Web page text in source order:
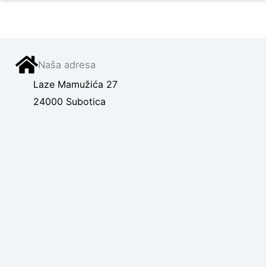
Naša adresa
Laze Mamužića 27
24000 Subotica